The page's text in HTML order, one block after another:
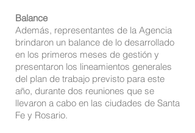
Balance
Además, representantes de la Agencia
brindaron un balance de lo desarrollado
en los primeros meses de gestión y
presentaron los lineamientos generales
del plan de trabajo previsto para este
año, durante dos reuniones que se
llevaron a cabo en las ciudades de Santa
Fe y Rosario.